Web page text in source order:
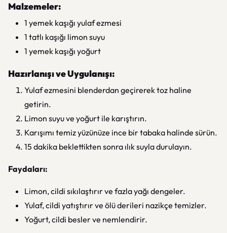
Malzemeler:
1 yemek kaşığı yulaf ezmesi
1 tatlı kaşığı limon suyu
1 yemek kaşığı yoğurt
Hazırlanışı ve Uygulanışı:
Yulaf ezmesini blenderdan geçirerek toz haline
getirin.
Limon suyu ve yoğurt ile karıştırın.
Karışımı temiz yüzünüze ince bir tabaka halinde sürün.
15 dakika beklettikten sonra ılık suyla durulayın.
Faydaları:
Limon, cildi sıkılaştırır ve fazla yağı dengeler.
Yulaf, cildi yatıştırır ve ölü derileri nazikçe temizler.
Yoğurt, cildi besler ve nemlendirir.